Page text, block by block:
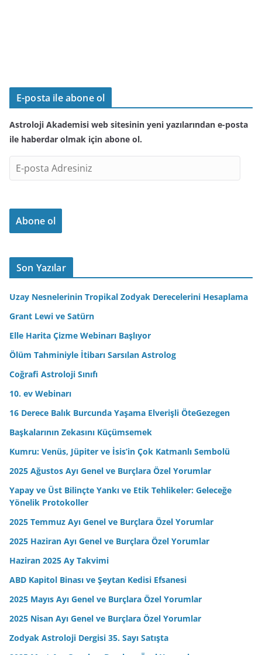
E-posta ile abone ol
Astroloji Akademisi web sitesinin yeni yazılarından e-posta
ile haberdar olmak için abone ol.
-
o
t
d
r
i
n
Abone ol
Son Yazılar
Uzay Nesnelerinin Tropikal Zodyak Derecelerini Hesaplama
Grant Lewi ve Satürn
Elle Harita Çizme Webinarı Başlıyor
Ölüm Tahminiyle İtibarı Sarsılan Astrolog
Coğrafi Astroloji Sınıfı
10. ev Webinarı
16 Derece Balık Burcunda Yaşama Elverişli ÖteGezegen
Başkalarının Zekasını Küçümsemek
Kumru: Venüs, Jüpiter ve İsis’in Çok Katmanlı Sembolü
2025 Ağustos Ayı Genel ve Burçlara Özel Yorumlar
Yapay ve Üst Bilinçte Yankı ve Etik Tehlikeler: Geleceğe
Yönelik Protokoller
2025 Temmuz Ayı Genel ve Burçlara Özel Yorumlar
2025 Haziran Ayı Genel ve Burçlara Özel Yorumlar
Haziran 2025 Ay Takvimi
ABD Kapitol Binası ve Şeytan Kedisi Efsanesi
2025 Mayıs Ayı Genel ve Burçlara Özel Yorumlar
2025 Nisan Ayı Genel ve Burçlara Özel Yorumlar
Zodyak Astroloji Dergisi 35. Sayı Satışta